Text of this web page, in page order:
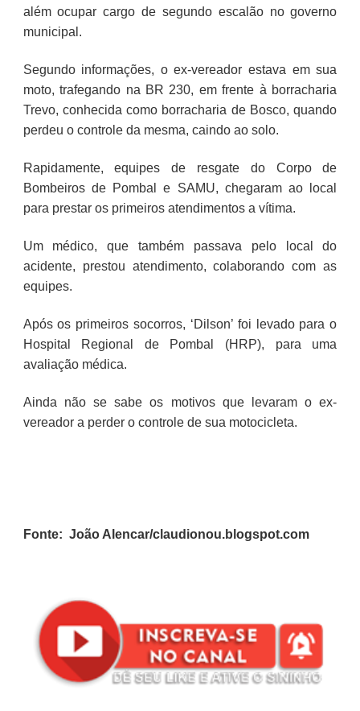
além ocupar cargo de segundo escalão no governo
municipal.
Segundo informações, o ex-vereador estava em sua
moto, trafegando na BR 230, em frente à borracharia
Trevo, conhecida como borracharia de Bosco, quando
perdeu o controle da mesma, caindo ao solo.
Rapidamente, equipes de resgate do Corpo de
Bombeiros de Pombal e SAMU, chegaram ao local
para prestar os primeiros atendimentos a vítima.
Um médico, que também passava pelo local do
acidente, prestou atendimento, colaborando com as
equipes.
Após os primeiros socorros, ‘Dilson’ foi levado para o
Hospital Regional de Pombal (HRP), para uma
avaliação médica.
Ainda não se sabe os motivos que levaram o ex-
vereador a perder o controle de sua motocicleta.
Fonte: João Alencar/claudionou.blogspot.com